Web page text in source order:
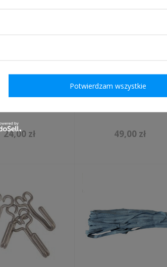
- naszywka
24,00 zł
Soldbuch ROA -
49,00 zł
Potwierdzam wszystkie